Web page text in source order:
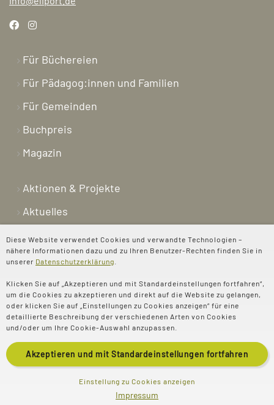
Diese Website verwendet Cookies und verwandte Technologien –
nähere Informationen dazu und zu Ihren Benutzer-Rechten finden Sie in
unserer Datenschutzerklärung
Klicken Sie auf „Akzeptieren und mit Standardeinstellungen fortfahren“,
um die Cookies zu akzeptieren und direkt auf die Website zu gelangen,
oder klicken Sie auf „Einstellungen zu Cookies anzeigen“ für eine
detaillierte Beschreibung der verschiedenen Arten von Cookies
und/oder um Ihre Cookie-Auswahl anzupassen.
Akzeptieren und mit Standardeinstellungen fortfahren
Einstellung zu Cookies anzeigen
Impressum
Für Büchereien
Für Pädagog:innen und Familien
Für Gemeinden
Buchpreis
Magazin
Aktionen & Projekte
Aktuelles
Newsletter
Shop
Kontakt
Über uns
Spenden
© 2025 Evangelisches
Impressum